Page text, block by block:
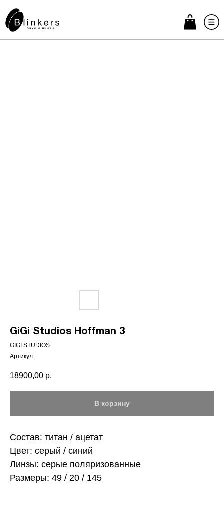
GiGi Studios Hoffman 3
GIGI STUDIOS
Артикул:
18900,00 р.
В корзину
Состав: титан / ацетат
Цвет: серый / синий
Линзы: серые поляризованные
Размеры: 49 / 20 / 145